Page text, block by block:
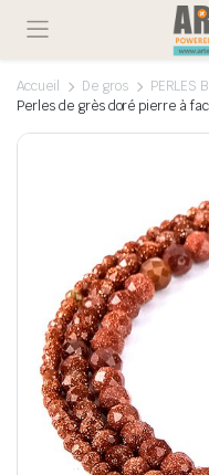
Accueil De gros PERLES
Perles de grès doré pierre à